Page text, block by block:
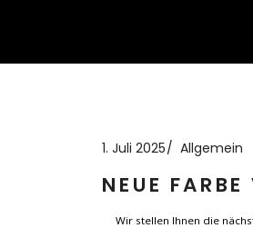
1. Juli 2025 Allgemein
NEUE
Wir stellen Ihnen die